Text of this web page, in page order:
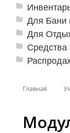
Для Бани
Для
Средства
Главная